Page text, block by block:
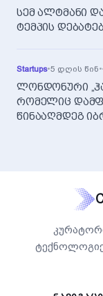
სემ ალტმანი
ტემპის
Startups•5 დღის წინ•
ლონდონური
რომელიც
წინააღმდეგ